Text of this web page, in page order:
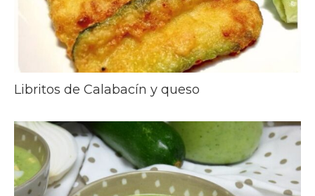
Libritos de Calabacín y queso